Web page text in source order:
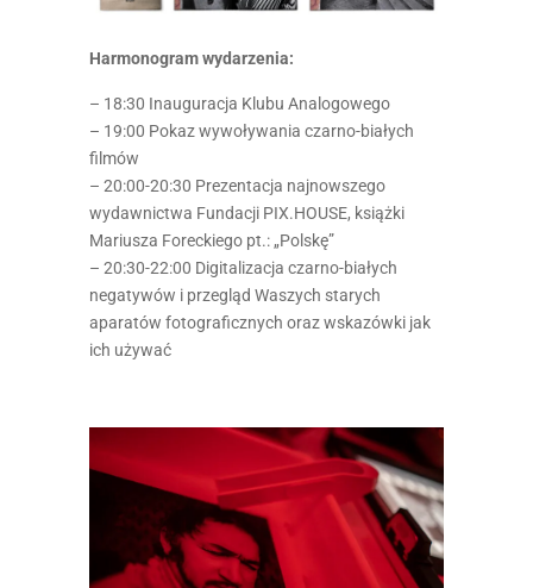
Harmonogram wydarzenia:
– 18:30 Inauguracja Klubu Analogowego
– 19:00 Pokaz wywoływania czarno-białych
filmów
– 20:00-20:30 Prezentacja najnowszego
wydawnictwa Fundacji PIX.HOUSE, książki
Mariusza Foreckiego pt.: „Polskę”
– 20:30-22:00 Digitalizacja czarno-białych
negatywów i przegląd Waszych starych
aparatów fotograficznych oraz wskazówki jak
ich używać